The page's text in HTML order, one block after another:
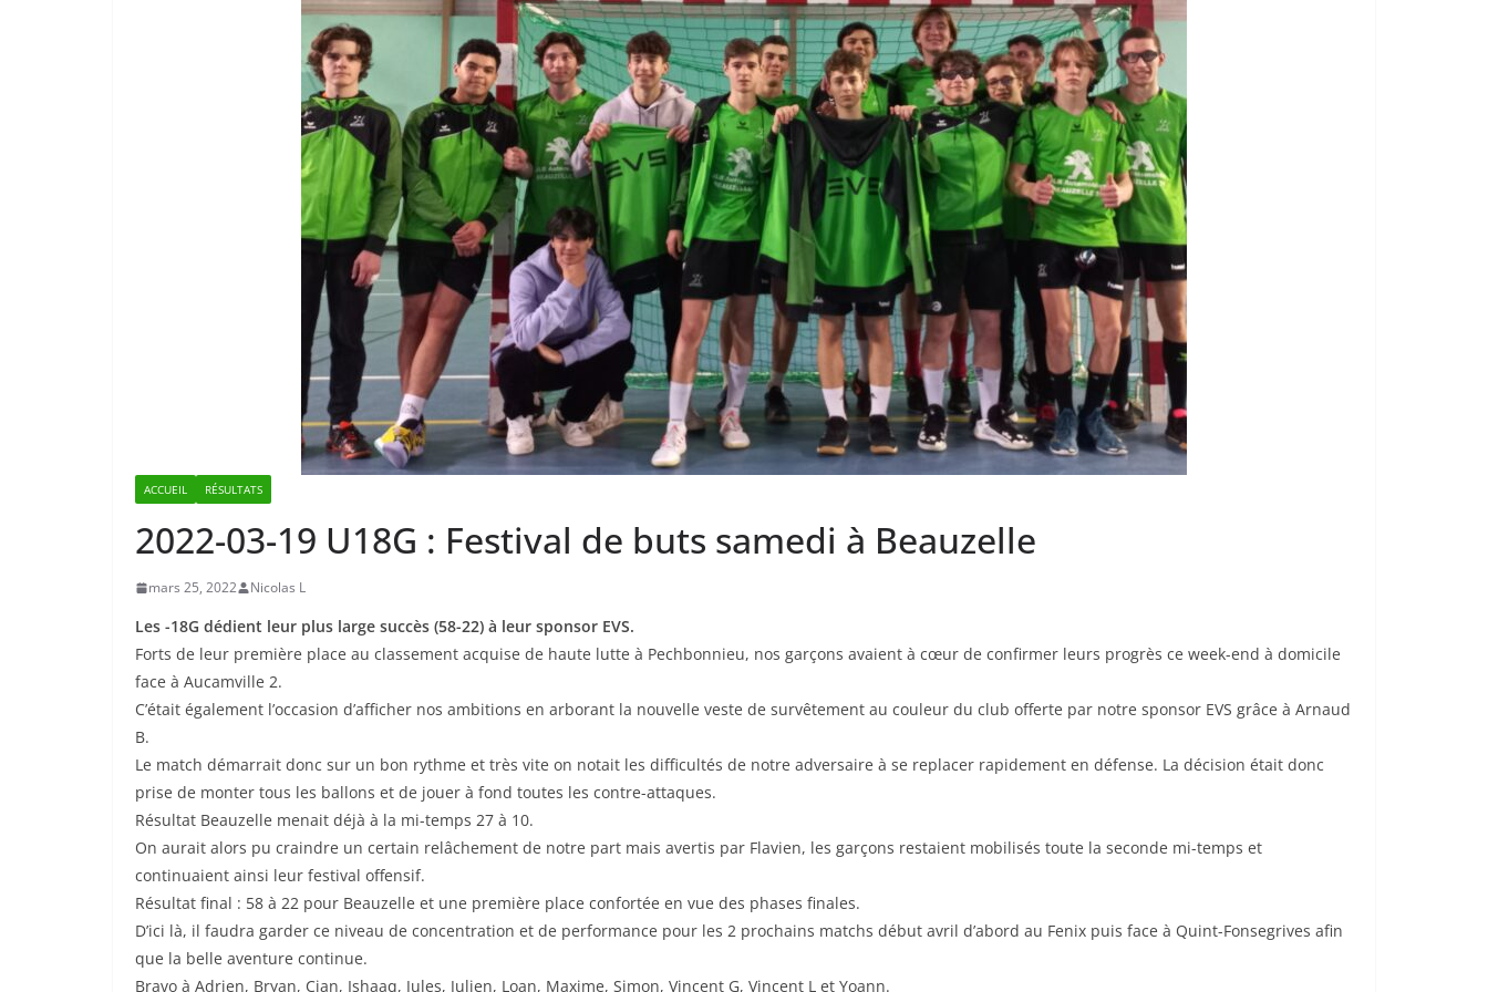
ACCUEIL RÉSULTATS
2022-03-19 U18G : Festival de buts samedi à Beauzelle
mars 25, 2022 Nicolas L
Les -18G dédient leur plus large succès (58-22) à leur sponsor EVS.
Forts de leur première place au classement acquise de haute lutte à Pechbonnieu, nos garçons avaient à cœur de confirmer leurs progrès ce week-end à domicile
face à Aucamville 2.
C’était également l’occasion d’afficher nos ambitions en arborant la nouvelle veste de survêtement au couleur du club offerte par notre sponsor EVS grâce à Arnaud
B.
Le match démarrait donc sur un bon rythme et très vite on notait les difficultés de notre adversaire à se replacer rapidement en défense. La décision était donc
prise de monter tous les ballons et de jouer à fond toutes les contre-attaques.
Résultat Beauzelle menait déjà à la mi-temps 27 à 10.
On aurait alors pu craindre un certain relâchement de notre part mais avertis par Flavien, les garçons restaient mobilisés toute la seconde mi-temps et
continuaient ainsi leur festival offensif.
Résultat final : 58 à 22 pour Beauzelle et une première place confortée en vue des phases finales.
D’ici là, il faudra garder ce niveau de concentration et de performance pour les 2 prochains matchs début avril d’abord au Fenix puis face à Quint-Fonsegrives afin
que la belle aventure continue.
Bravo à Adrien, Bryan, Cian, Ishaaq, Jules, Julien, Loan, Maxime, Simon, Vincent G, Vincent L et Yoann.